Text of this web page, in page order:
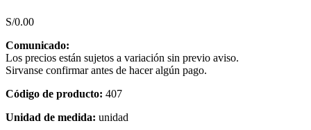
S/0.00
Comunicado:
Los precios están sujetos a variación sin previo aviso.
Sirvanse confirmar antes de hacer algún pago.
Código de producto: 407
Unidad de medida: unidad